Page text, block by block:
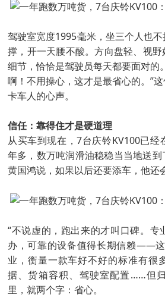
驾驶室宽度1995毫米，坐三个人也
撑，开一天腰不酸。方向盘轻、视
细节，恰恰是驾驶员每天都要面对的
啊！不用操心，这才是最省心的。”
卡车人的心声。
信任：靠得住才是硬道理
从买车到现在，7台庆铃KV100已经
年多，数万吨润滑油稳稳当当地送到
黄国鸿说，如果以后还要添车，他还
“不说虚的，跑出来的才叫口碑。专
办，可靠的设备值得长期信赖——
业，衡量一款车好不好的标准有很
据、货箱容积、驾驶室配置……但
里，就两个字：省心。